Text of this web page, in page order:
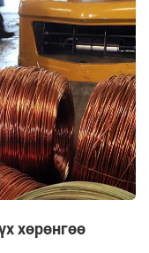
хөрөнгөө